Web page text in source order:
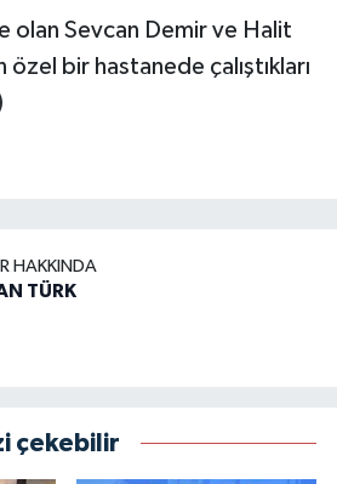
olan Sevcan Demir ve Halit
özel bir hastanede çalıştıkları
HAKKINDA
TÜRK
çekebilir